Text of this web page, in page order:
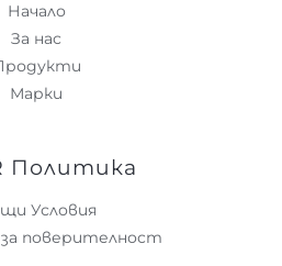
Начало
За нас
Марки
Политика
Условия
поверителност